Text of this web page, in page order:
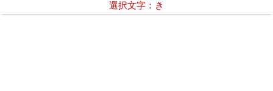
選択文字：き